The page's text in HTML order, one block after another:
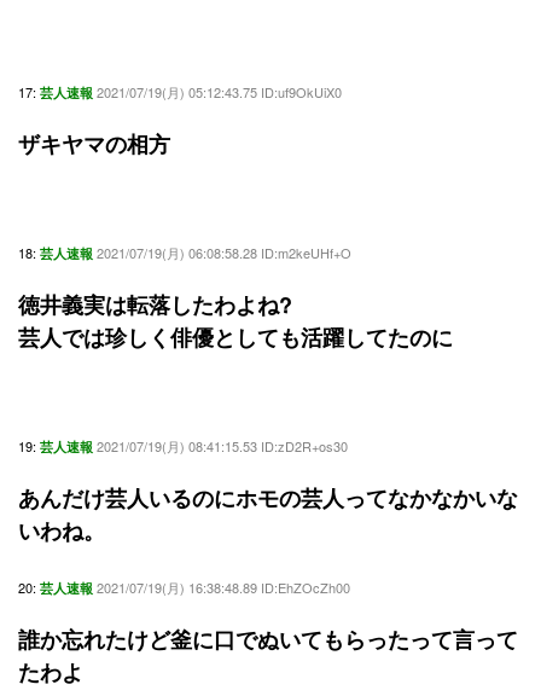
17: 芸人速報 2021/07/19(月) 05:12:43.75 ID:uf9OkUiX0
ザキヤマの相方
18: 芸人速報 2021/07/19(月) 06:08:58.28 ID:m2keUHf+O
徳井義実は転落したわよね?
芸人では珍しく俳優としても活躍してたのに
19: 芸人速報 2021/07/19(月) 08:41:15.53 ID:zD2R+os30
あんだけ芸人いるのにホモの芸人ってなかなかいな
いわね。
20: 芸人速報 2021/07/19(月) 16:38:48.89 ID:EhZOcZh00
誰か忘れたけど釜に口でぬいてもらったって言って
たわよ